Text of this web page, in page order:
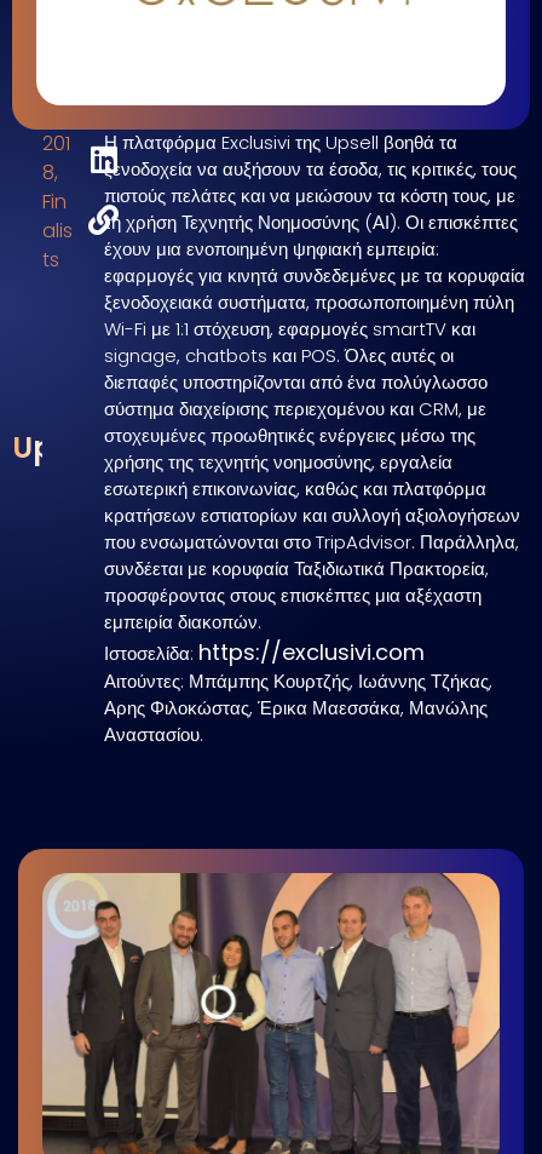
Upsell
201
8,
Fin
alis
ts
Η πλατφόρμα Exclusivi της Upsell βοηθά τα
ξενοδοχεία να αυξήσουν τα έσοδα, τις κριτικές, τους
πιστούς πελάτες και να μειώσουν τα κόστη τους, με
τη χρήση Τεχνητής Νοημοσύνης (ΑΙ). Οι επισκέπτες
έχουν μια ενοποιημένη ψηφιακή εμπειρία:
εφαρμογές για κινητά συνδεδεμένες με τα κορυφαία
ξενοδοχειακά συστήματα, προσωποποιημένη πύλη
Wi-Fi με 1:1 στόχευση, εφαρμογές smartTV και
signage, chatbots και POS. Όλες αυτές οι
διεπαφές υποστηρίζονται από ένα πολύγλωσσο
σύστημα διαχείρισης περιεχομένου και CRM, με
στοχευμένες προωθητικές ενέργειες μέσω της
χρήσης της τεχνητής νοημοσύνης, εργαλεία
εσωτερική επικοινωνίας, καθώς και πλατφόρμα
κρατήσεων εστιατορίων και συλλογή αξιολογήσεων
που ενσωματώνονται στο TripAdvisor. Παράλληλα,
συνδέεται με κορυφαία Ταξιδιωτικά Πρακτορεία,
προσφέροντας στους επισκέπτες μια αξέχαστη
εμπειρία διακοπών.
Ιστοσελίδα: https://exclusivi.com
Αιτούντες: Μπάμπης Κουρτζής, Ιωάννης Τζήκας,
Αρης Φιλοκώστας, Έρικα Μαεσσάκα, Μανώλης
Αναστασίου.